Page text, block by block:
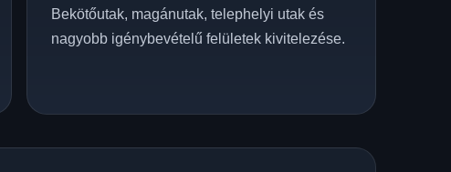
Bekötőutak, magánutak, telephelyi utak és
nagyobb igénybevételű felületek kivitelezése.